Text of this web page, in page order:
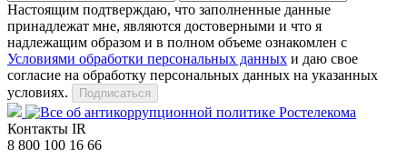
Настоящим подтверждаю, что заполненные данные
принадлежат мне, являются достоверными и что я
надлежащим образом и в полном объеме ознакомлен с
Условиями обработки персональных данных и даю свое
согласие на обработку персональных данных на указанных
условиях.
Контакты IR
8 800 100 16 66